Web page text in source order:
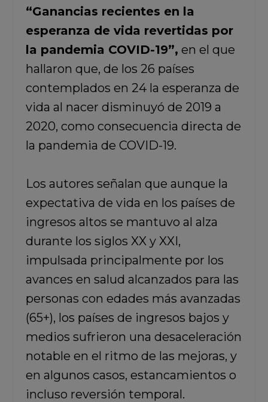
“Ganancias recientes en la
esperanza de vida revertidas por
la pandemia COVID-19”, en el que
hallaron que, de los 26 países
contemplados en 24 la esperanza de
vida al nacer disminuyó de 2019 a
2020, como consecuencia directa de
la pandemia de COVID-19.
Los autores señalan que aunque la
expectativa de vida en los países de
ingresos altos se mantuvo al alza
durante los siglos XX y XXI,
impulsada principalmente por los
avances en salud alcanzados para las
personas con edades más avanzadas
(65+), los países de ingresos bajos y
medios sufrieron una desaceleración
notable en el ritmo de las mejoras, y
en algunos casos, estancamientos o
incluso reversión temporal.